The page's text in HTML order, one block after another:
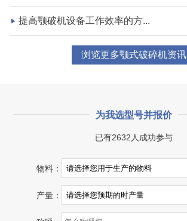
咨询该项目执行经理
提高颚破机设备工作效率的方...
浏览更多颚式破碎机资讯
为我选型号并报价
已有2632人成功参与
物料：
产量：